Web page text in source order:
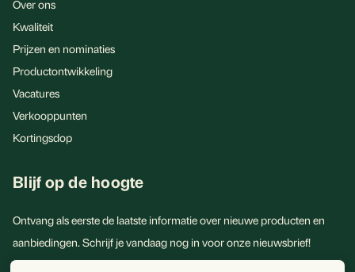
Over ons
Kwaliteit
Prijzen en nominaties
Productontwikkeling
Vacatures
Verkooppunten
Kortingsdop
Blijf op de hoogte
Ontvang als eerste de laatste informatie over nieuwe producten en
aanbiedingen. Schrijf je vandaag nog in voor onze nieuwsbrief!